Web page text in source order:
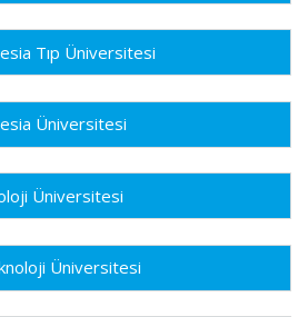
Tıp Üniversitesi
Üniversitesi
Üniversitesi
Üniversitesi